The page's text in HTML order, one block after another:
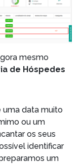
mesmo
de Hóspedes
uma data muito
ou um
os seus
identificar
um